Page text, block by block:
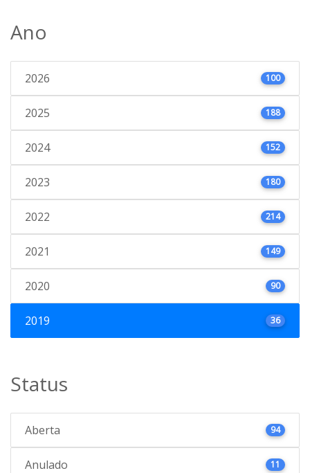
Ano
2026 100
2025 188
2024 152
2023 180
2022 214
2021 149
2020 90
2019 36
Status
Aberta 94
Anulado 11